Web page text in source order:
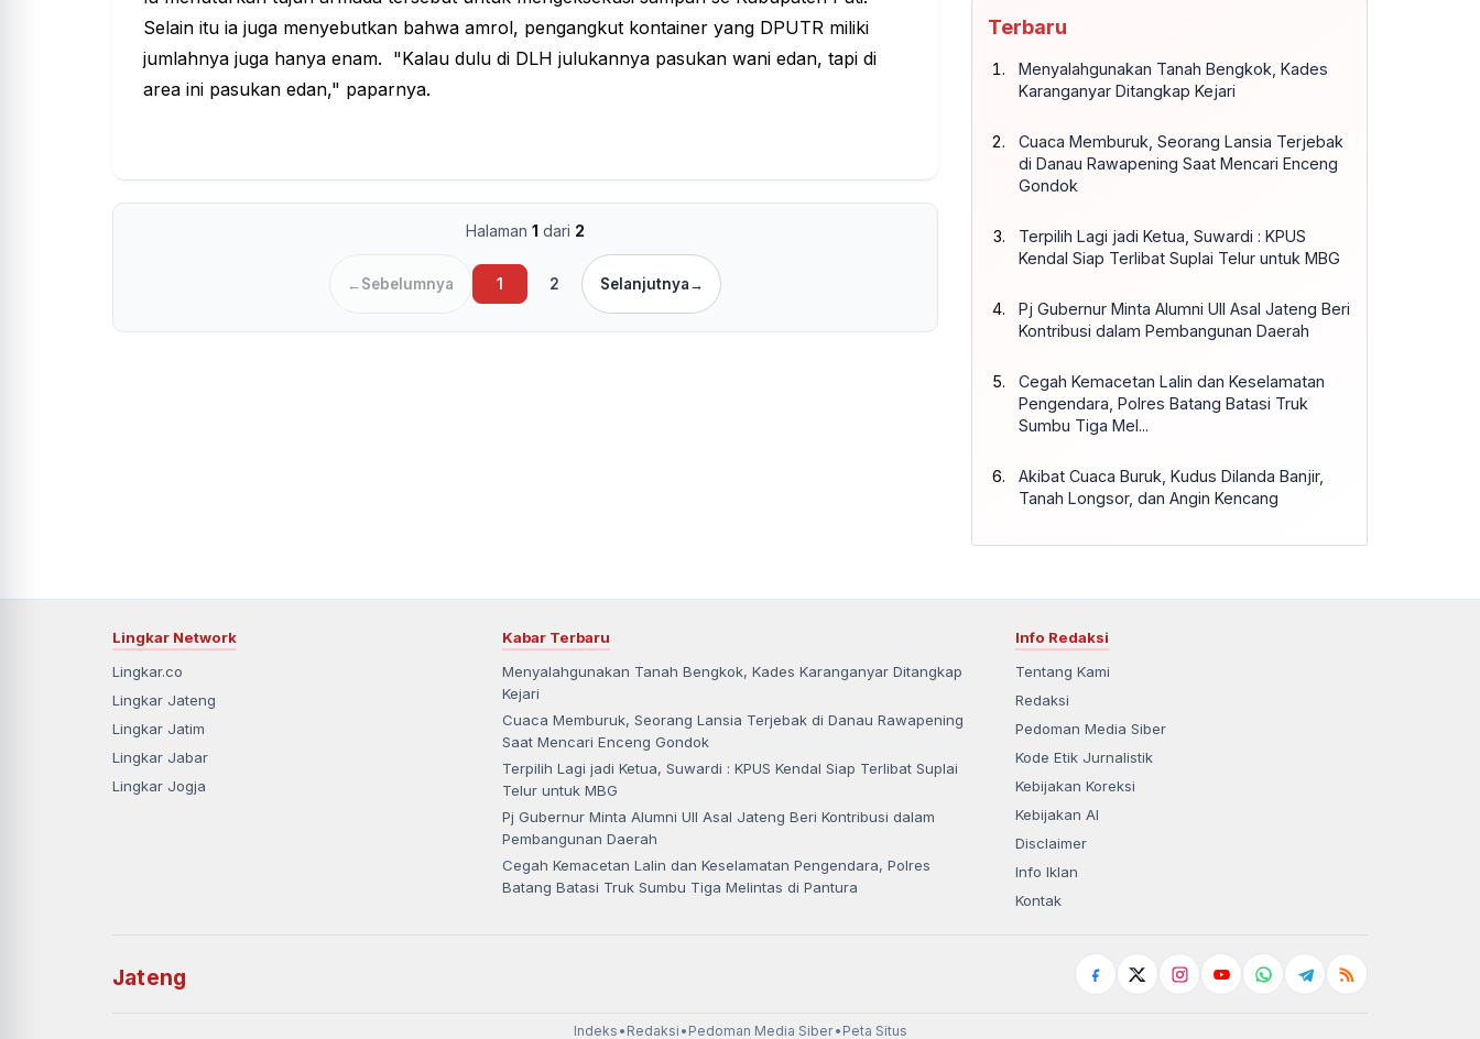
Selain itu ia juga menyebutkan bahwa amrol, pengangkut kontainer yang DPUTR miliki
jumlahnya juga hanya enam. "Kalau dulu di DLH julukannya pasukan wani edan, tapi di
area ini pasukan edan," paparnya.
Halaman 1 dari 2
←Sebelumnya 1 2 Selanjutnya→
Terbaru
Menyalahgunakan Tanah Bengkok, Kades
Karanganyar Ditangkap Kejari
Cuaca Memburuk, Seorang Lansia Terjebak
di Danau Rawapening Saat Mencari Enceng
Gondok
Terpilih Lagi jadi Ketua, Suwardi : KPUS
Kendal Siap Terlibat Suplai Telur untuk MBG
Pj Gubernur Minta Alumni UII Asal Jateng Beri
Kontribusi dalam Pembangunan Daerah
Cegah Kemacetan Lalin dan Keselamatan
Pengendara, Polres Batang Batasi Truk
Sumbu Tiga Mel...
Akibat Cuaca Buruk, Kudus Dilanda Banjir,
Tanah Longsor, dan Angin Kencang
Lingkar Network
Lingkar.co
Lingkar Jateng
Lingkar Jatim
Lingkar Jabar
Lingkar Jogja
Kabar Terbaru
Menyalahgunakan Tanah Bengkok, Kades Karanganyar Ditangkap
Kejari
Cuaca Memburuk, Seorang Lansia Terjebak di Danau Rawapening
Saat Mencari Enceng Gondok
Terpilih Lagi jadi Ketua, Suwardi : KPUS Kendal Siap Terlibat Suplai
Telur untuk MBG
Pj Gubernur Minta Alumni UII Asal Jateng Beri Kontribusi dalam
Pembangunan Daerah
Cegah Kemacetan Lalin dan Keselamatan Pengendara, Polres
Batang Batasi Truk Sumbu Tiga Melintas di Pantura
Info Redaksi
Tentang Kami
Redaksi
Pedoman Media Siber
Kode Etik Jurnalistik
Kebijakan Koreksi
Kebijakan AI
Disclaimer
Info Iklan
Kontak
Jateng
Indeks • Redaksi • Pedoman Media Siber• Peta Situs